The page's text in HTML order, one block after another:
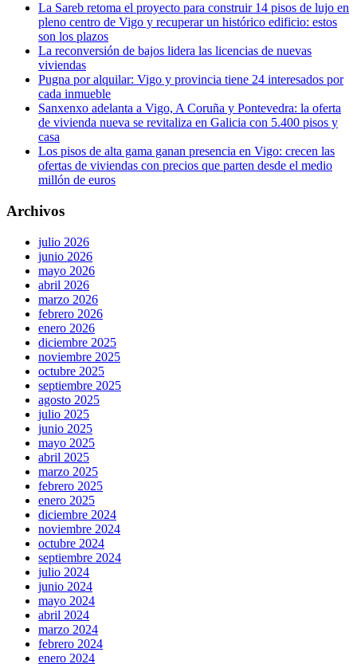
La Sareb retoma el proyecto para construir 14 pisos de lujo en
pleno centro de Vigo y recuperar un histórico edificio: estos
son los plazos
La reconversión de bajos lidera las licencias de nuevas
viviendas
Pugna por alquilar: Vigo y provincia tiene 24 interesados por
cada inmueble
Sanxenxo adelanta a Vigo, A Coruña y Pontevedra: la oferta
de vivienda nueva se revitaliza en Galicia con 5.400 pisos y
casa
Los pisos de alta gama ganan presencia en Vigo: crecen las
ofertas de viviendas con precios que parten desde el medio
millón de euros
Archivos
julio 2026
junio 2026
mayo 2026
abril 2026
marzo 2026
febrero 2026
enero 2026
diciembre 2025
noviembre 2025
octubre 2025
septiembre 2025
agosto 2025
julio 2025
junio 2025
mayo 2025
abril 2025
marzo 2025
febrero 2025
enero 2025
diciembre 2024
noviembre 2024
octubre 2024
septiembre 2024
julio 2024
junio 2024
mayo 2024
abril 2024
marzo 2024
febrero 2024
enero 2024